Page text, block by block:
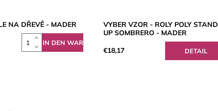
NA DŘEVĚ - MADER
VYBER VZOR - ROLY POLY STAND
UP SOMBRERO - MADER
€18,17 DETAIL